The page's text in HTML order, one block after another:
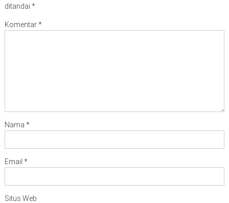
ditandai *
Komentar*
Nama *
Email *
Situs Web